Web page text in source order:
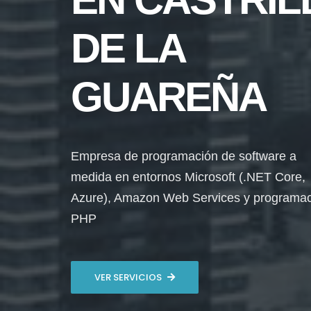
DE LA
GUAREÑA
Empresa de programación de software a
medida en entornos Microsoft (.NET Core,
Azure), Amazon Web Services y
PHP
VER SERVICIOS